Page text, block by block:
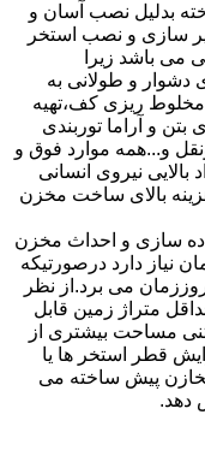
بدلیل نصب آسان و
سازی و نصب استخر
می باشد زیرا
دشوار و طولانی به
ریزی کف،تهیه
بتن و آراما توربندی
و...همه موارد فوق و
نیروی انسانی
بالای ساخت مخزن
سازی و احداث مخزن
شرایط حداقل به 25 روز زمان نیاز دارد درصورتیکه
کامل مخزن پیش ساخته حداکثر 4 روززمان می برد.از نظر
متراژ زمین قابل
مساحت بیشتری از
قطر استخر ها یا
پیش ساخته می
دهد.